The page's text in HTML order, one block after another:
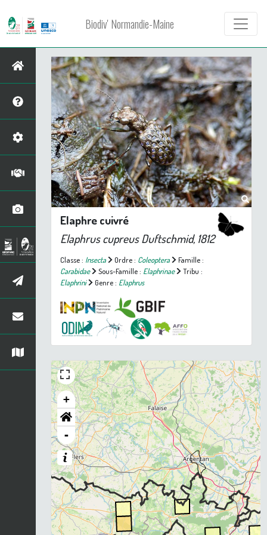
Biodiv' Normandie-Maine
Elaphre cuivré
Elaphrus cupreusDuftschmid, 1812
Classe : Insecta Ordre : Coleoptera
Famille :
Carabidae
Sous-Famille : Elaphrinae
Tribu :
Elaphrini
Genre : Elaphrus
+
-